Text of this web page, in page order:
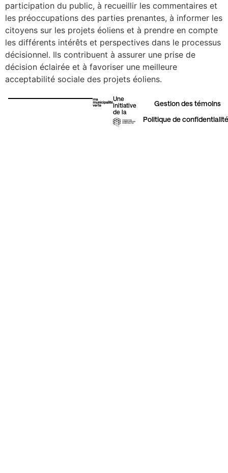
participation du public, à recueillir les commentaires et
les préoccupations des parties prenantes, à informer les
citoyens sur les projets éoliens et à prendre en compte
les différents intérêts et perspectives dans le processus
décisionnel. Ils contribuent à assurer une prise de
décision éclairée et à favoriser une meilleure
acceptabilité sociale des projets éoliens.
Une
initiative
de la
Gestion des témoins​
Politique de confidentialité